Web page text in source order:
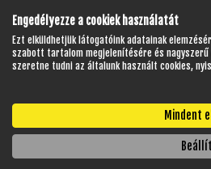
Engedélyezze a cookiek használatát
Ezt elküldhetjük látogatóink adatainak
szabott tartalom megjelenítésére és
szeretne tudni az általunk használt cookies,
Mindent